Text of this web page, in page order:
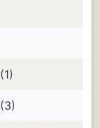
(1)
(3)